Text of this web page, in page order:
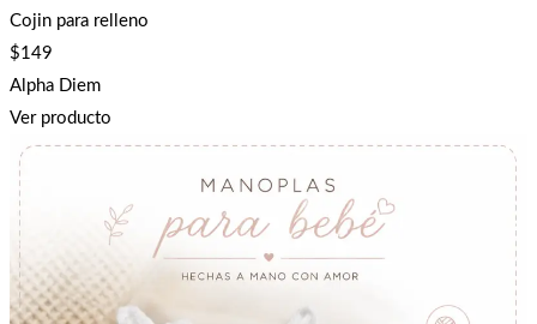
Cojin para relleno
$149
Alpha Diem
Ver producto